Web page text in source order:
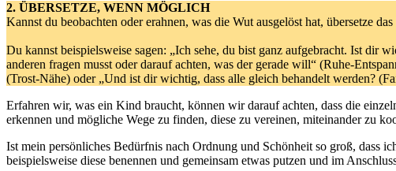
2. ÜBERSETZE, WENN MÖGLICH
Kannst du beobachten oder erahnen, was die Wut ausgelöst hat, übersetze
Du kannst beispielsweise sagen: „Ich sehe, du bist ganz aufgebracht. Ist dir
anderen fragen musst oder darauf achten, was der gerade will“ (Ruhe-
(Trost-Nähe) oder „Und ist dir wichtig, dass alle gleich behandelt werden?
Erfahren wir, was ein Kind braucht, können wir darauf achten, dass die
erkennen und mögliche Wege zu finden, diese zu vereinen, miteinander zu
Ist mein persönliches Bedürfnis nach Ordnung und Schönheit so groß, dass
beispielsweise diese benennen und gemeinsam etwas putzen und im